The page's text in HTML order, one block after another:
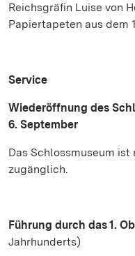
Reichsgräfin Luise von
Papiertapeten aus dem
Service
Wiederöffnung des
6. September
Das Schlossmuseum ist
zugänglich.
Führung durch das 1.
Jahrhunderts)